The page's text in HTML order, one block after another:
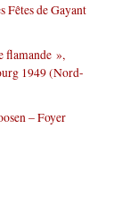
Fêtes de Gayant
flamande »,
1949 (Nord-
– Foyer